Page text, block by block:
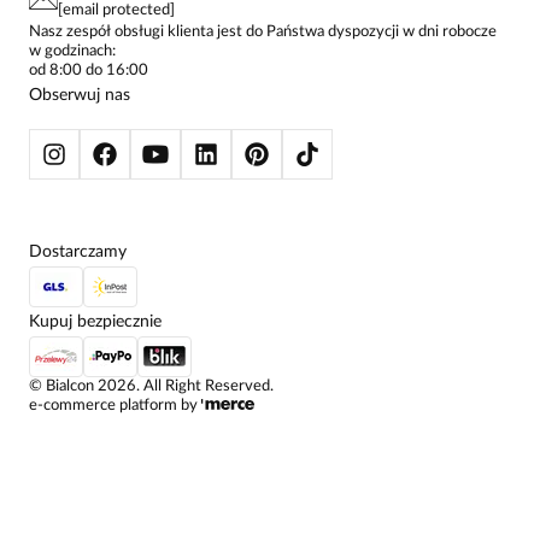
szycie - jak zawsze - na najwyższym poziomie.
ŻAKIETY I MARYNARKI
SWETRY
BLUZY
[email protected]
Nasz zespół obsługi klienta jest do Państwa dyspozycji w dni robocze
w godzinach:
od 8:00 do 16:00
Obserwuj nas
© Bialcon 2026. All Right Reserved.
e-commerce platform by
Dostarczamy
Kupuj bezpiecznie